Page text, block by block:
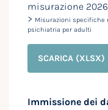
misurazione 2026
> Misurazioni specifiche
psichiatria per adulti
SCARICA (XLSX)
Immissione dei